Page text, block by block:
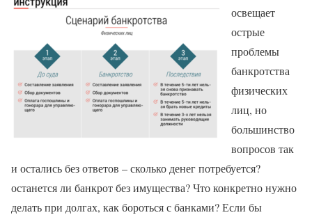
освещает
острые
проблемы
банкротства
физических
лиц, но
большинство
вопросов так
и остались без ответов – сколько денег потребуется?
останется ли банкрот без имущества? Что конкретно нужно
делать при долгах, как бороться с банками? Если бы